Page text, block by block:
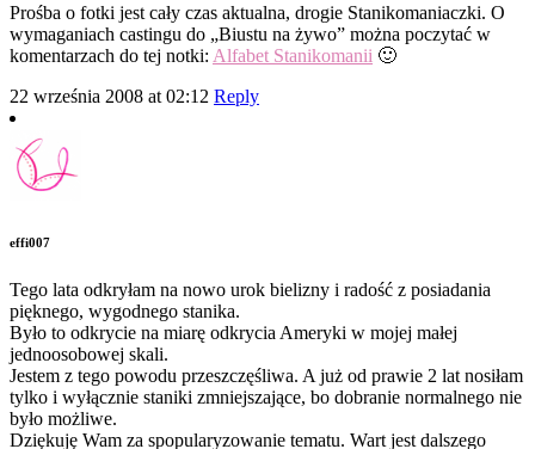
Prośba o fotki jest cały czas aktualna, drogie Stanikomaniaczki. O
wymaganiach castingu do „Biustu na żywo” można poczytać w
komentarzach do tej notki: Alfabet Stanikomanii 🙂
22 września 2008 at 02:12 Reply
effi007
Tego lata odkryłam na nowo urok bielizny i radość z posiadania
pięknego, wygodnego stanika.
Było to odkrycie na miarę odkrycia Ameryki w mojej małej
jednoosobowej skali.
Jestem z tego powodu przeszczęśliwa. A już od prawie 2 lat nosiłam
tylko i wyłącznie staniki zmniejszające, bo dobranie normalnego nie
było możliwe.
Dziękuję Wam za spopularyzowanie tematu. Wart jest dalszego